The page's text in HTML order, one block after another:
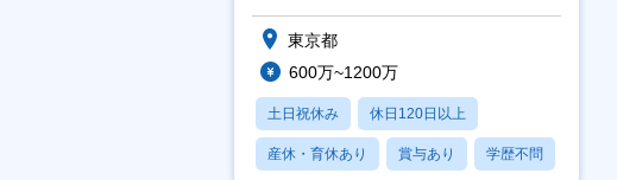
東京都
600万~1200万
土日祝休み 休日120日以上
産休・育休あり 賞与あり 学歴不問